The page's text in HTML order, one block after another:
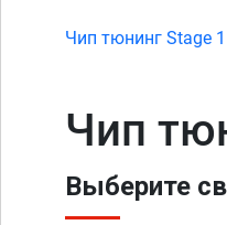
Чип тюнинг Stage
Чип
Выберите